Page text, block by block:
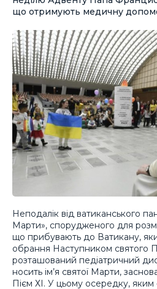
що отримують медичну
Неподалік від ватиканського
Марти», спорудженого для
що прибувають до Ватикану,
обрання Наступником святого
розташований педіатричний
носить ім’я святої Марти,
Пієм ХІ. У цьому осередку, яким